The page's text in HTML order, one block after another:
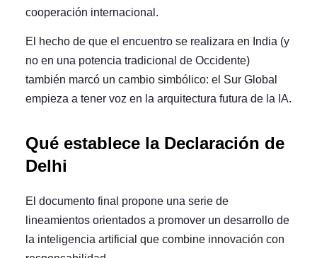
cooperación internacional.
El hecho de que el encuentro se realizara en India (y
no en una potencia tradicional de Occidente)
también marcó un cambio simbólico: el Sur Global
empieza a tener voz en la arquitectura futura de la IA.
Qué establece la Declaración de
Delhi
El documento final propone una serie de
lineamientos orientados a promover un desarrollo de
la inteligencia artificial que combine innovación con